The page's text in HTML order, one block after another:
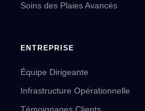
Soins des Plaies Avancés
ENTREPRISE
Équipe Dirigeante
Infrastructure Opérationnelle